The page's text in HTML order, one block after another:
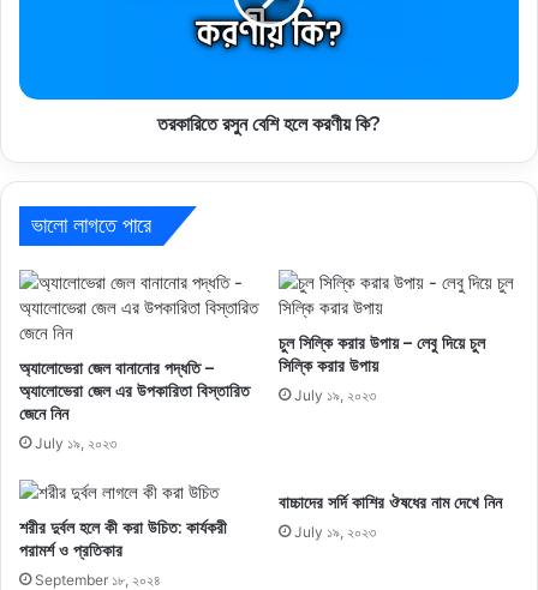
তরকারিতে রসুন বেশি হলে করণীয় কি?
ভালো লাগতে পারে
অ্যালোভেরা জেল বানানোর পদ্ধতি –
অ্যালোভেরা জেল এর উপকারিতা বিস্তারিত
জেনে নিন
July ১৯, ২০২৩
চুল সিল্কি করার উপায় – লেবু দিয়ে চুল
সিল্কি করার উপায়
July ১৯, ২০২৩
শরীর দুর্বল হলে কী করা উচিত: কার্যকরী
পরামর্শ ও প্রতিকার
September ১৮, ২০২৪
বাচ্চাদের সর্দি কাশির ঔষধের নাম দেখে নিন
July ১৯, ২০২৩